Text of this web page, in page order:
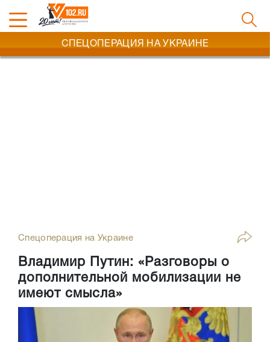
СПЕЦОПЕРАЦИЯ НА УКРАИНЕ
Спецоперация на Украине
Владимир Путин: «Разговоры о
дополнительной мобилизации не
имеют смысла»